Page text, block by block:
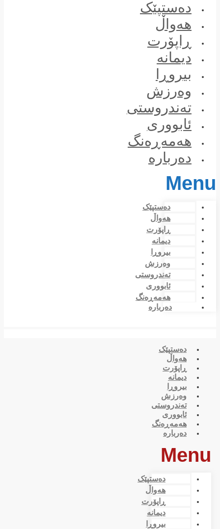
دەستپێک
هەواڵ
ڕاپۆرت
دیمانە
بیروڕا
وەرزش
تەندروستی
ئابووری
هەمەڕەنگ
دەربارە
Menu
دەستپێک
هەواڵ
ڕاپۆرت
دیمانە
بیروڕا
وەرزش
تەندروستی
ئابووری
هەمەڕەنگ
دەربارە
دەستپێک
هەواڵ
ڕاپۆرت
دیمانە
بیروڕا
وەرزش
تەندروستی
ئابووری
هەمەڕەنگ
دەربارە
Menu
دەستپێک
هەواڵ
ڕاپۆرت
دیمانە
بیروڕا